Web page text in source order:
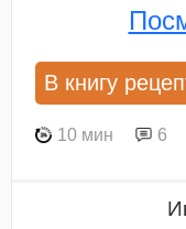
В книгу
10 мин 6